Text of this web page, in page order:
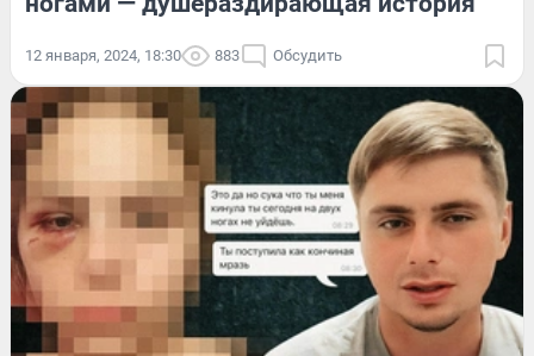
12 января, 2024, 18:30 883 Обсудить